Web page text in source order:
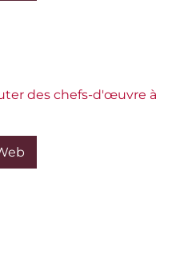
des chefs-d'œuvre à